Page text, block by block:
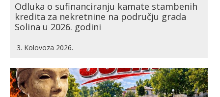
Odluka o sufinanciranju kamate stambenih
kredita za nekretnine na području grada
Solina u 2026. godini
3. Kolovoza 2026.